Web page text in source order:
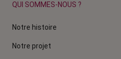
QUI SOMMES-NOUS ?
Notre histoire
Notre projet